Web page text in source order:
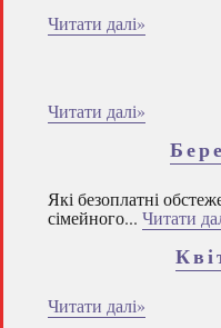
Читати далі»
Читати далі»
Які безоплатні
сімейного... Читати
Читати далі»